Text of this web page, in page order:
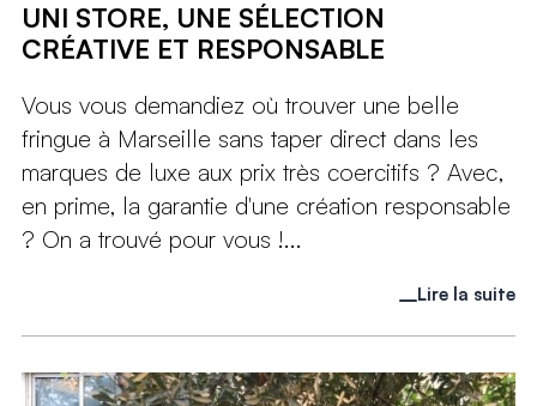
UNI STORE, UNE SÉLECTION
CRÉATIVE ET RESPONSABLE
Vous vous demandiez où trouver une belle
fringue à Marseille sans taper direct dans les
marques de luxe aux prix très coercitifs ? Avec,
en prime, la garantie d'une création responsable
? On a trouvé pour vous !...
Lire la suite